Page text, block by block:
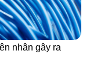
nhân gây ra